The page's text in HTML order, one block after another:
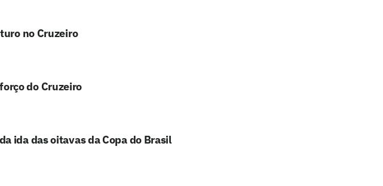
no Cruzeiro
do Cruzeiro
ida das oitavas da Copa do Brasil